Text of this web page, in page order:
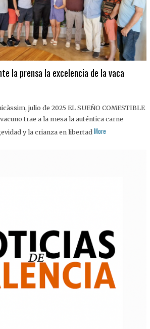
la prensa la excelencia de la vaca
julio de 2025 EL SUEÑO COMESTIBLE
trae a la mesa la auténtica carne
y la crianza en libertad More